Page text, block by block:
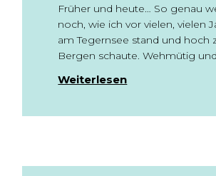
Früher und heute… So genau
noch, wie ich vor vielen, vielen
am Tegernsee stand und hoch
Bergen schaute. Wehmütig und
Weiterlesen